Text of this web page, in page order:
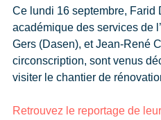
Ce lundi 16 septembre, Farid
académique des services de
Gers (Dasen), et Jean-René
circonscription, sont venus
visiter le chantier de
Retrouvez le reportage de